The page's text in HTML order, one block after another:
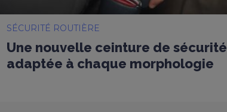
SÉCURITÉ ROUTIÈRE
Une nouvelle ceinture de sécurité
adaptée à chaque morphologie